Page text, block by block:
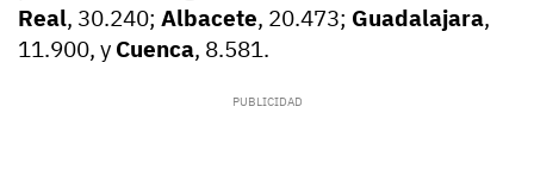
Real, 30.240; Albacete, 20.473; Guadalajara,
11.900, y Cuenca, 8.581.